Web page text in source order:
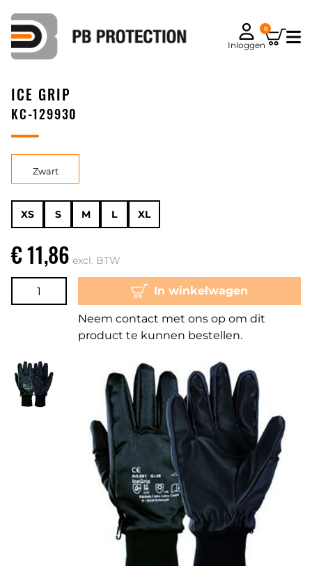
Inloggen
0
ICE GRIP
KC-129930
Zwart
XS S M L XL
€ 11,86 excl. BTW
In winkelwagen
Neem contact met ons op om dit
product te kunnen bestellen.